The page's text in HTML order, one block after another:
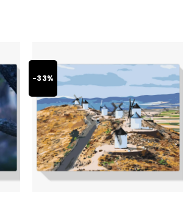
-33%